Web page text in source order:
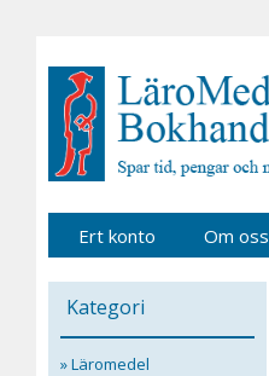
Ert konto Om oss
Kategori
» Läromedel